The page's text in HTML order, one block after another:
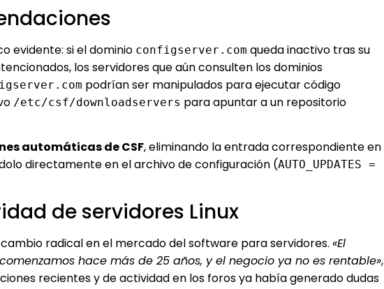
evidente: si el dominio configserver.com queda inactivo tras su
los servidores que aún consulten los dominios
podrían ser manipulados para ejecutar código
/etc/csf/downloadservers para apuntar a un repositorio
automáticas de CSF, eliminando la entrada correspondiente en
directamente en el archivo de configuración (AUTO_UPDATES =
de servidores Linux
radical en el mercado del software para servidores. «El
hace más de 25 años, y el negocio ya no es rentable»,
recientes y de actividad en los foros ya había generado dudas